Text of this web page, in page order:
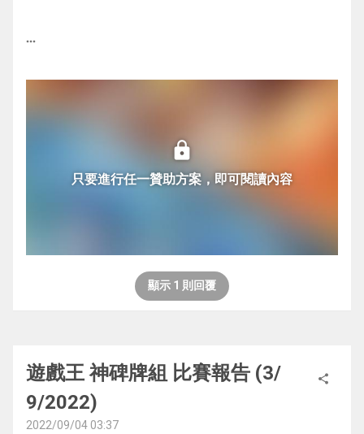
more_horiz
lock
只要進行任一贊助方案，即可閱讀內容
顯示 1 則回覆
遊戲王 神碑牌組 比賽報告 (3/
9/2022)
2022/09/04 03:37
share